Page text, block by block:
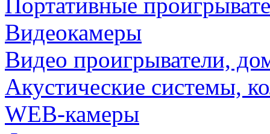
Видеокамеры
Видео проигрыватели,
Акустические системы,
WEB-камеры